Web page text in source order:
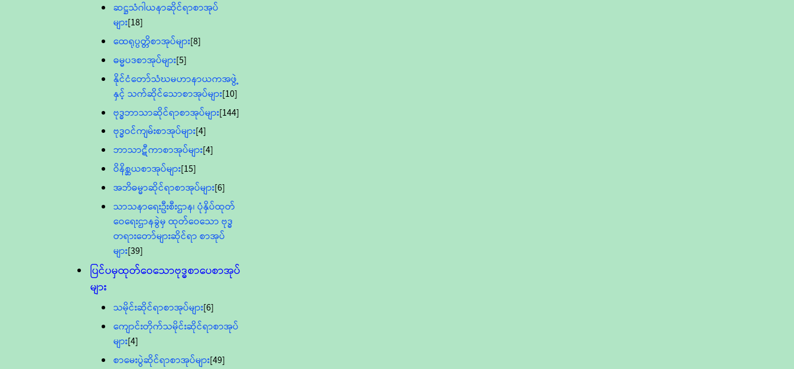
ဆဋ္ဌသံဂါယနာဆိုင်ရာစာအုပ်
များ[18]
ထေရုပ္ပတ္တိစာအုပ်များ[8]
ဓမ္မပဒစာအုပ်များ[5]
နိုင်ငံတော်သံဃမဟာနာယကအဖွဲ့
နှင့် သက်ဆိုင်သောစာအုပ်များ[10]
ဗုဒ္ဓဘာသာဆိုင်ရာစာအုပ်များ[144]
ဗုဒ္ဓဝင်ကျမ်းစာအုပ်များ[4]
ဘာသာဋီကာစာအုပ်များ[4]
ဝိနိစ္ဆယစာအုပ်များ[15]
အဘိဓမ္မာဆိုင်ရာစာအုပ်များ[6]
သာသနာရေးဦးစီးဌာန၊ ပုံနှိပ်ထုတ်
ဝေရေးဌာနခွဲမှ ထုတ်ဝေသော ဗုဒ္ဓ
တရားတော်များဆိုင်ရာ စာအုပ်
များ[39]
ပြင်ပမှထုတ်ဝေသောဗုဒ္ဓစာပေစာအုပ်
များ
သမိုင်းဆိုင်ရာစာအုပ်များ[6]
ကျောင်းတိုက်သမိုင်းဆိုင်ရာစာအုပ်
များ[4]
စာမေးပွဲဆိုင်ရာစာအုပ်များ[49]